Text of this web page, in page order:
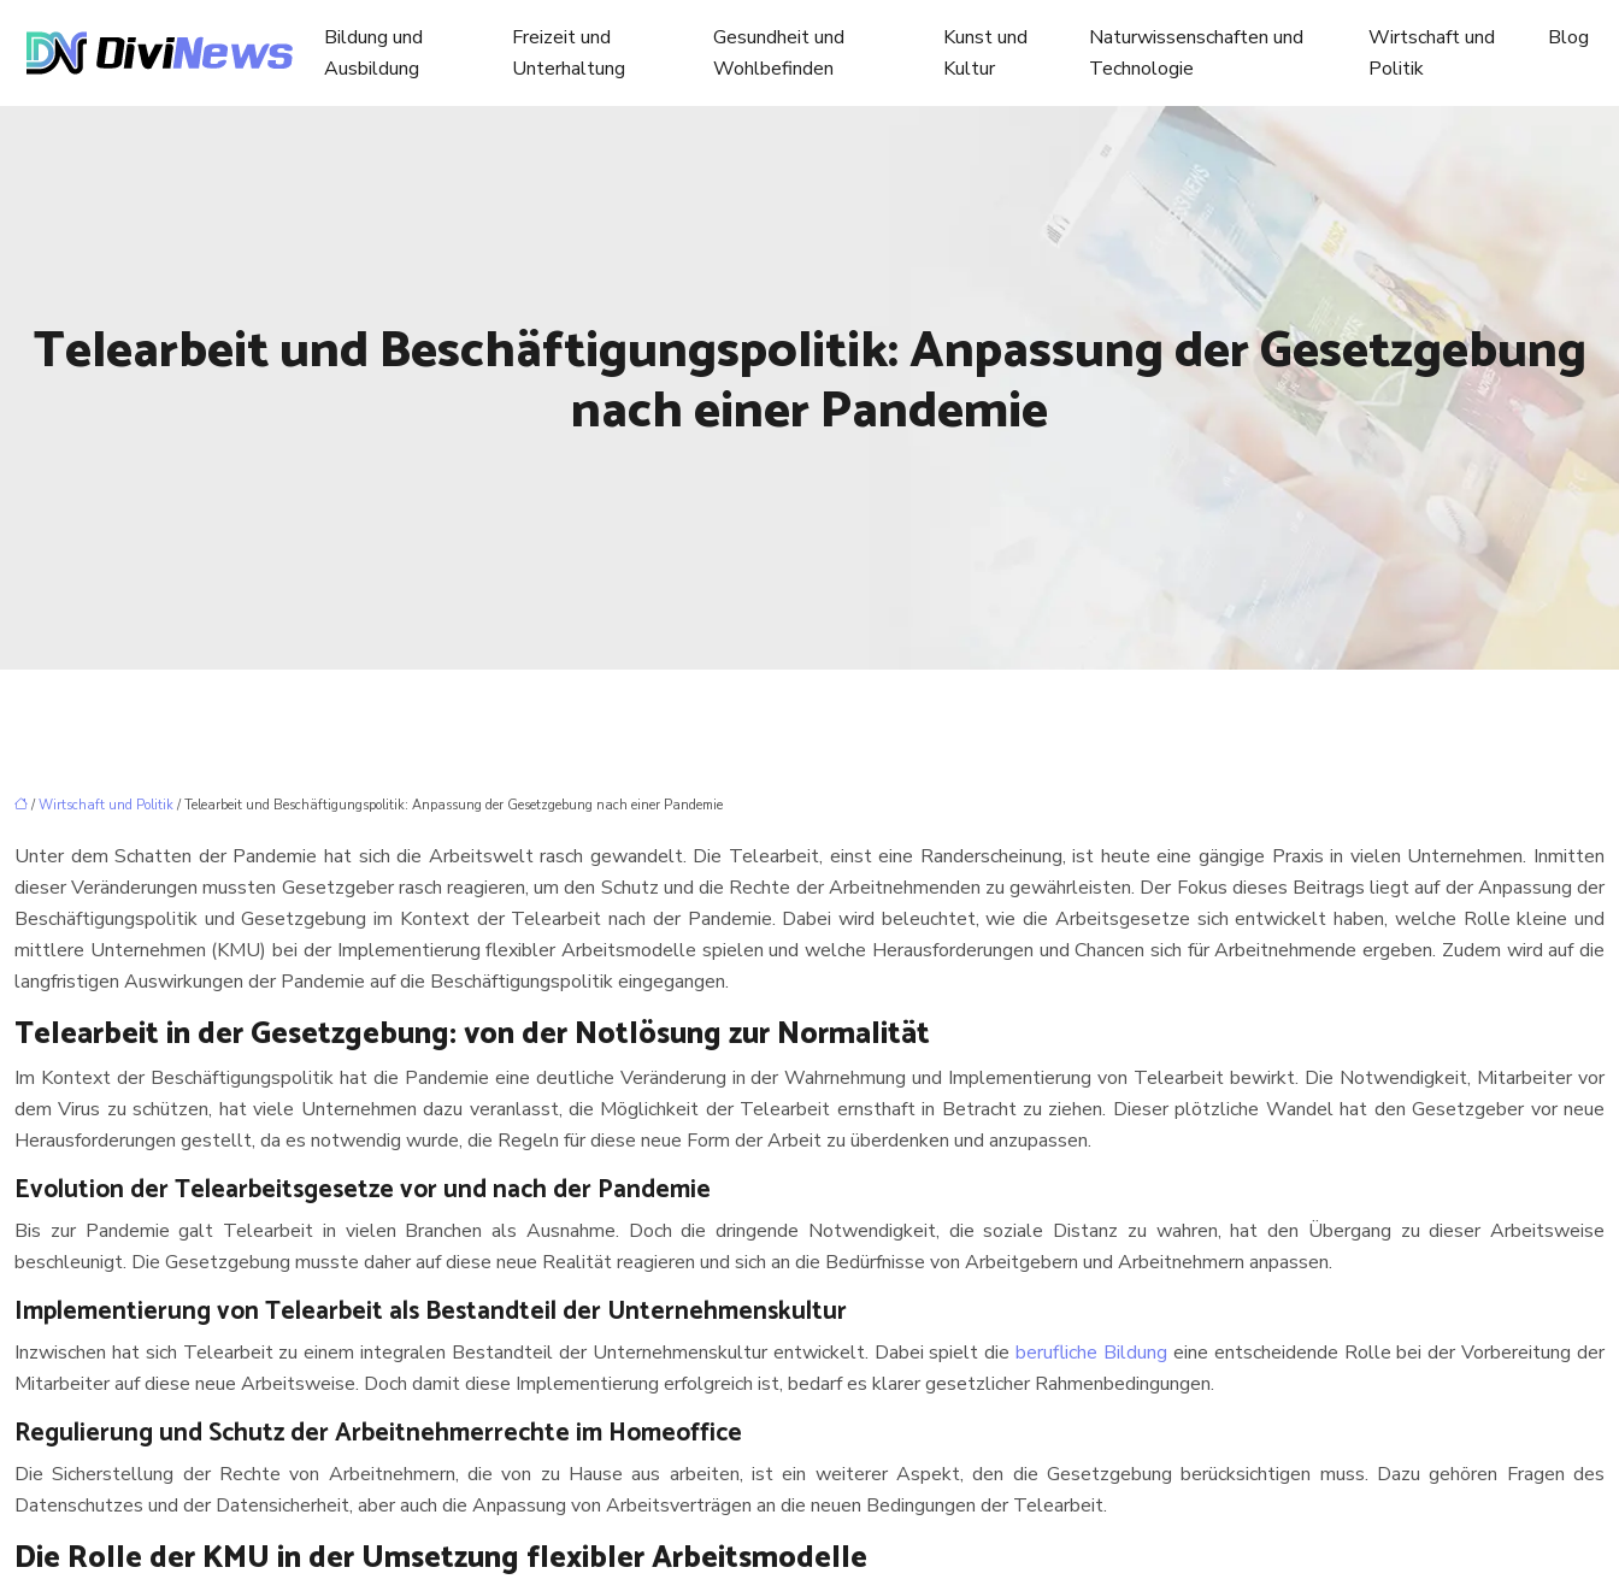
Bildung und
Ausbildung
Freizeit und
Unterhaltung
Gesundheit und
Wohlbefinden
Kunst und
Kultur
Naturwissenschaften und
Technologie
Wirtschaft und
Politik
Blog
Telearbeit und Beschäftigungspolitik: Anpassung der Gesetzgebung
nach einer Pandemie
/Wirtschaft und Politik / Telearbeit und Beschäftigungspolitik: Anpassung der Gesetzgebung nach einer Pandemie
Unter dem Schatten der Pandemie hat sich die Arbeitswelt rasch gewandelt. Die Telearbeit, einst eine Randerscheinung, ist heute eine gängige Praxis in vielen Unternehmen. Inmitten
dieser Veränderungen mussten Gesetzgeber rasch reagieren, um den Schutz und die Rechte der Arbeitnehmenden zu gewährleisten. Der Fokus dieses Beitrags liegt auf der Anpassung der
Beschäftigungspolitik und Gesetzgebung im Kontext der Telearbeit nach der Pandemie. Dabei wird beleuchtet, wie die Arbeitsgesetze sich entwickelt haben, welche Rolle kleine und
mittlere Unternehmen (KMU) bei der Implementierung flexibler Arbeitsmodelle spielen und welche Herausforderungen und Chancen sich für Arbeitnehmende ergeben. Zudem wird auf die
langfristigen Auswirkungen der Pandemie auf die Beschäftigungspolitik eingegangen.
Telearbeit in der Gesetzgebung: von der Notlösung zur Normalität
Im Kontext der Beschäftigungspolitik hat die Pandemie eine deutliche Veränderung in der Wahrnehmung und Implementierung von Telearbeit bewirkt. Die Notwendigkeit, Mitarbeiter vor
dem Virus zu schützen, hat viele Unternehmen dazu veranlasst, die Möglichkeit der Telearbeit ernsthaft in Betracht zu ziehen. Dieser plötzliche Wandel hat den Gesetzgeber vor neue
Herausforderungen gestellt, da es notwendig wurde, die Regeln für diese neue Form der Arbeit zu überdenken und anzupassen.
Evolution der Telearbeitsgesetze vor und nach der Pandemie
Bis zur Pandemie galt Telearbeit in vielen Branchen als Ausnahme. Doch die dringende Notwendigkeit, die soziale Distanz zu wahren, hat den Übergang zu dieser Arbeitsweise
beschleunigt. Die Gesetzgebung musste daher auf diese neue Realität reagieren und sich an die Bedürfnisse von Arbeitgebern und Arbeitnehmern anpassen.
Implementierung von Telearbeit als Bestandteil der Unternehmenskultur
Inzwischen hat sich Telearbeit zu einem integralen Bestandteil der Unternehmenskultur entwickelt. Dabei spielt dieberufliche Bildung eine entscheidende Rolle bei der Vorbereitung der
Mitarbeiter auf diese neue Arbeitsweise. Doch damit diese Implementierung erfolgreich ist, bedarf es klarer gesetzlicher Rahmenbedingungen.
Regulierung und Schutz der Arbeitnehmerrechte im Homeoffice
Die Sicherstellung der Rechte von Arbeitnehmern, die von zu Hause aus arbeiten, ist ein weiterer Aspekt, den die Gesetzgebung berücksichtigen muss. Dazu gehören Fragen des
Datenschutzes und der Datensicherheit, aber auch die Anpassung von Arbeitsverträgen an die neuen Bedingungen der Telearbeit.
Die Rolle der KMU in der Umsetzung flexibler Arbeitsmodelle